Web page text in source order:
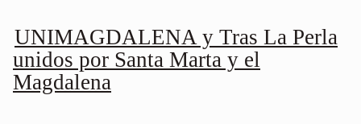
UNIMAGDALENA y Tras La Perla
unidos por Santa Marta y el
Magdalena